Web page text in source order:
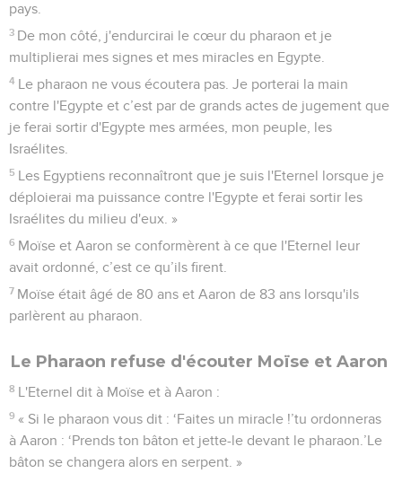
pays.
3 De mon côté, j'endurcirai le cœur du pharaon et je
multiplierai mes signes et mes miracles en Egypte.
4 Le pharaon ne vous écoutera pas. Je porterai la main
contre l'Egypte et c’est par de grands actes de jugement que
je ferai sortir d'Egypte mes armées, mon peuple, les
Israélites.
5 Les Egyptiens reconnaîtront que je suis l'Eternel lorsque je
déploierai ma puissance contre l'Egypte et ferai sortir les
Israélites du milieu d'eux. »
6 Moïse et Aaron se conformèrent à ce que l'Eternel leur
avait ordonné, c’est ce qu’ils firent.
7 Moïse était âgé de 80 ans et Aaron de 83 ans lorsqu'ils
parlèrent au pharaon.
Le Pharaon refuse d'écouter Moïse et Aaron
8 L'Eternel dit à Moïse et à Aaron :
9 « Si le pharaon vous dit : ‘Faites un miracle !’tu ordonneras
à Aaron : ‘Prends ton bâton et jette-le devant le pharaon.’Le
bâton se changera alors en serpent. »